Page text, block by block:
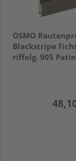
OSMO
Blackstripe
riffelg. 905